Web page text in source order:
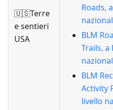
🇺🇸Terre
e sentieri
USA
Roads,
BLM
Trails, a
BLM
Activity
livello